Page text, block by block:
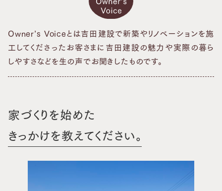
Owner’s Voiceとは吉田建設で新築やリノベーションを施
工してくださったお客さまに 吉田建設の魅力や実際の暮ら
しやすさなどを生の声でお聞きしたものです。
家づくりを始めた
きっかけを教えてください。